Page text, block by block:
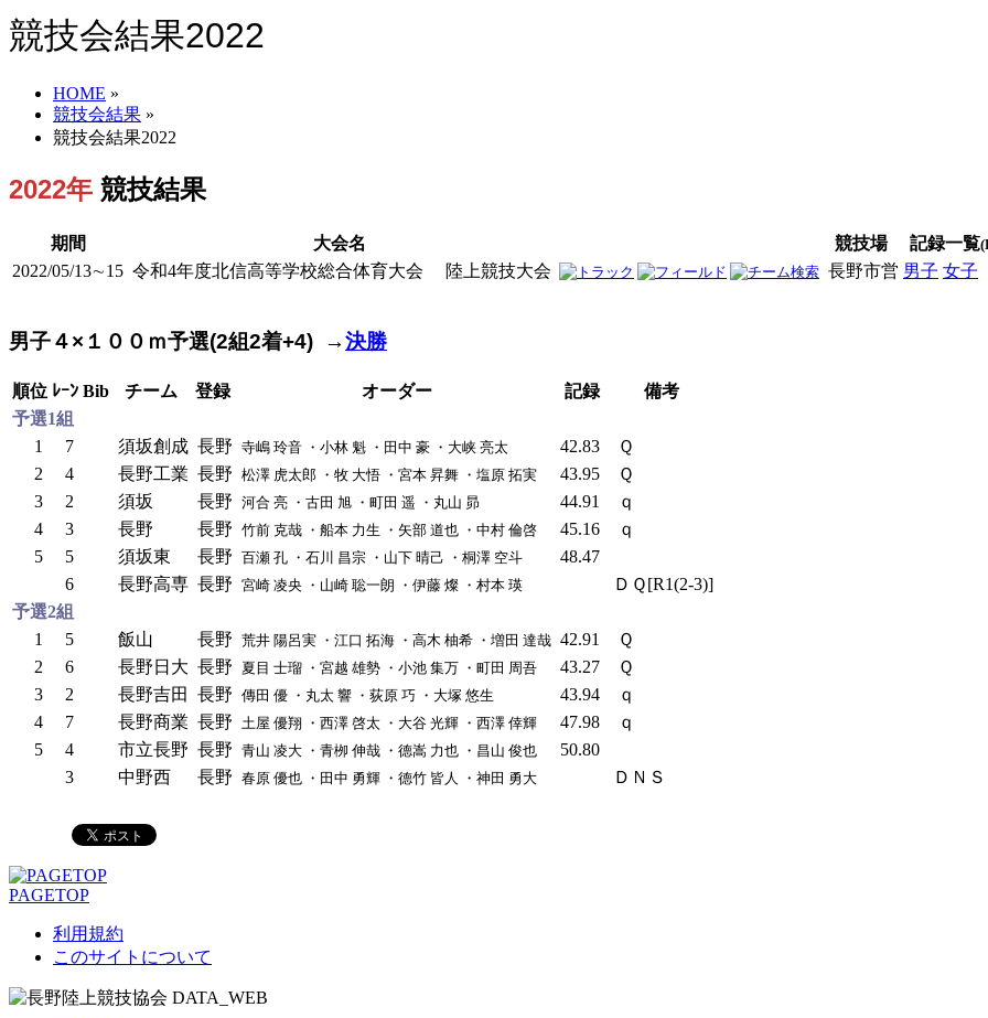
競技会結果2022
HOME »
競技会結果 »
競技会結果2022
2022年 競技結果
期間 大会名 競技場 記録一覧
2022/05/13∼15 令和4年度北信高等学校総合体育大会 陸上競技大会 長野市営 男子 女子
男子４×１００ｍ予選(2組2着+4) →決勝
順位 ﾚｰﾝ Bib チーム 登録 オーダー 記録
備考
予選1組
1
7 須坂創成 長野 寺嶋 玲音 ・小林 魁 ・田中 豪 ・大峡 亮太 42.83
Ｑ
2
4 長野工業 長野 松澤 虎太郎 ・牧 大悟 ・宮本 昇舞 ・塩原 拓実 43.95
Ｑ
3
2 須坂 長野 河合 亮 ・古田 旭 ・町田 遥 ・丸山 昴 44.91
ｑ
4
3 長野 長野 竹前 克哉 ・船本 力生 ・矢部 道也 ・中村 倫啓 45.16
ｑ
5
5 須坂東 長野 百瀬 孔 ・石川 昌宗 ・山下 晴己 ・桐澤 空斗
48.47
6
長野高専 長野 宮崎 凌央 ・山崎 聡一朗 ・伊藤 燦 ・村本 瑛
ＤＱ[R1(2-3)]
予選2組
1
5 飯山 長野 荒井 陽呂実 ・江口 拓海 ・高木 柚希 ・増田 達哉 42.91
Ｑ
2
6 長野日大 長野 夏目 士瑠 ・宮越 雄勢 ・小池 集万 ・町田 周吾 43.27
Ｑ
3
2 長野吉田 長野 傳田 優 ・丸太 響 ・荻原 巧 ・大塚 悠生 43.94
ｑ
4
7 長野商業 長野 土屋 優翔 ・西澤 啓太 ・大谷 光輝 ・西澤 倖輝 47.98
ｑ
5
4 市立長野 長野 青山 凌大 ・青栁 伸哉 ・德嵩 力也 ・昌山 俊也
50.80
3
中野西 長野 春原 優也 ・田中 勇輝 ・德竹 皆人 ・神田 勇大 ＤＮＳ
PAGETOP
利用規約
このサイトについて